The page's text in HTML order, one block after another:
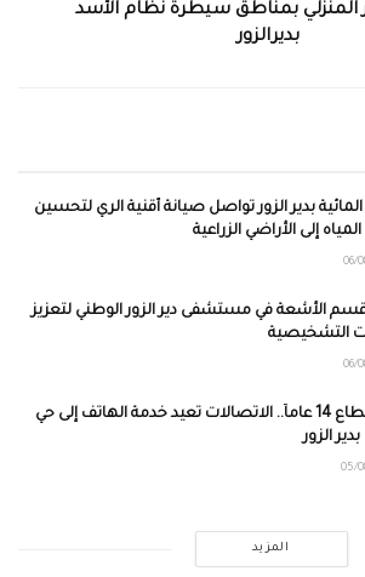
المنزلي بمناطق سيطرة نظام الأسد
بديرالزور
المائية بدير الزور تواصل صيانة أقنية الري لتحسين
إلى الأراضي الزراعية
الأشعة في مستشفى دير الزور الوطني لتعزيز
التشخيصية
بعد انقطاع 14 عاماً.. الاتصالات تعيد خدمة الهاتف إلى حي
الزور
المزيد